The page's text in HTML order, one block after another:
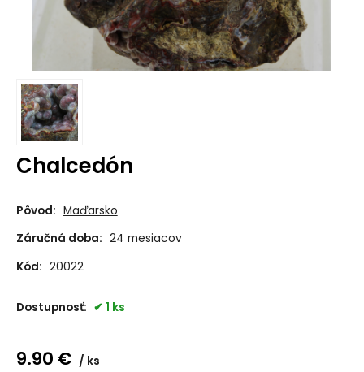
Chalcedón
Pôvod: Maďarsko
Záručná doba: 24 mesiacov
Kód: 20022
Dostupnosť: 1 ks
9.90 € ks